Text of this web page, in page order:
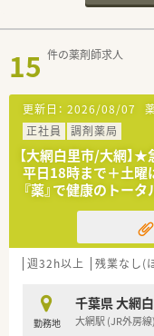
15 件の薬剤師求人
更新日： 2026/08/07
正社員
調剤薬局
【大網白里市/大網
平日18時まで＋土曜
『薬』で健康のトー
週32h以上 残業なし(
勤務地
千葉県 大網
大網駅 (JR外房